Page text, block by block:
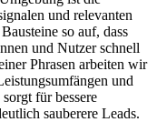
und relevanten
so auf, dass
und Nutzer schnell
Phrasen arbeiten wir
und
für bessere
sauberere Leads.